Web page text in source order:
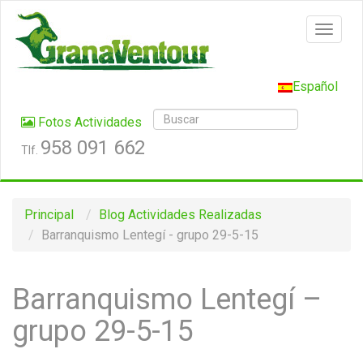
Español
Fotos Actividades
Tlf. 958 091 662
Principal Blog Actividades Realizadas
Barranquismo Lentegí - grupo 29-5-15
Barranquismo Lentegí –
grupo 29-5-15